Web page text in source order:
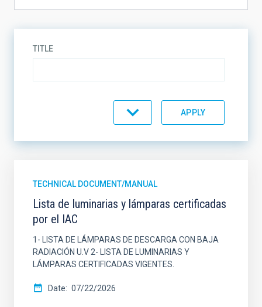
TITLE
TECHNICAL DOCUMENT/MANUAL
Lista de luminarias y lámparas certificadas
por el IAC
1- LISTA DE LÁMPARAS DE DESCARGA CON BAJA
RADIACIÓN U.V 2- LISTA DE LUMINARIAS Y
LÁMPARAS CERTIFICADAS VIGENTES.
Date 07/22/2026